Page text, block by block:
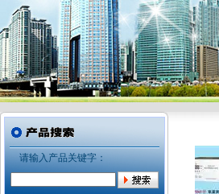
请输入产品关键字：